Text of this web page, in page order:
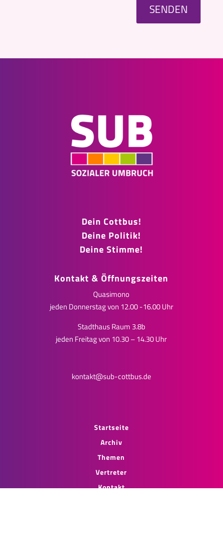
SENDEN
Dein Cottbus!
Deine Politik!
Deine Stimme!
Kontakt & Öffnungszeiten
Quasimono
jeden Donnerstag von 12.00 -16.00 Uhr
Stadthaus Raum 3.8b
jeden Freitag von 10.30 – 14.30 Uhr
kontakt@sub-cottbus.de
Startseite
Archiv
Themen
Vertreter
Kontakt